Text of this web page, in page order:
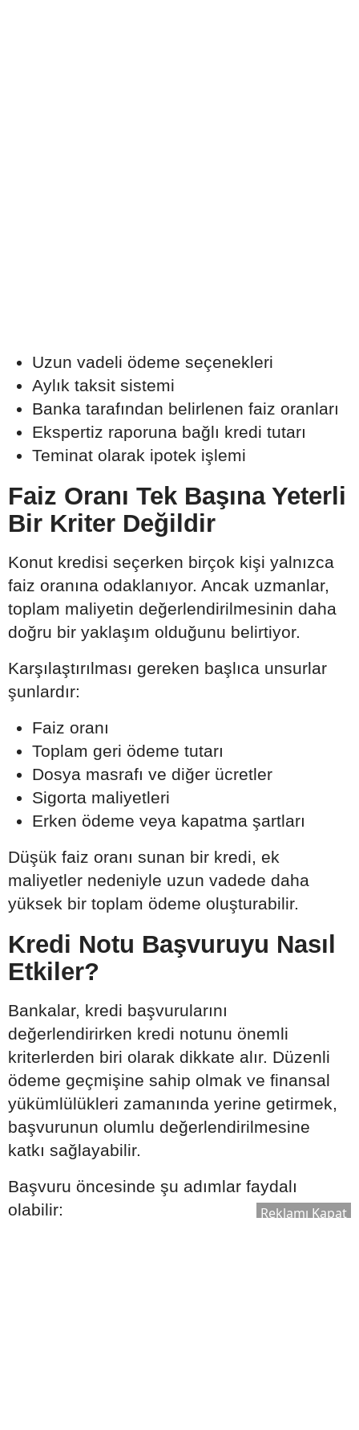
Uzun vadeli ödeme seçenekleri
Aylık taksit sistemi
Banka tarafından belirlenen faiz oranları
Ekspertiz raporuna bağlı kredi tutarı
Teminat olarak ipotek işlemi
Faiz Oranı Tek Başına Yeterli
Bir Kriter Değildir
Konut kredisi seçerken birçok kişi yalnızca
faiz oranına odaklanıyor. Ancak uzmanlar,
toplam maliyetin değerlendirilmesinin daha
doğru bir yaklaşım olduğunu belirtiyor.
Karşılaştırılması gereken başlıca unsurlar
şunlardır:
Faiz oranı
Toplam geri ödeme tutarı
Dosya masrafı ve diğer ücretler
Sigorta maliyetleri
Erken ödeme veya kapatma şartları
Düşük faiz oranı sunan bir kredi, ek
maliyetler nedeniyle uzun vadede daha
yüksek bir toplam ödeme oluşturabilir.
Kredi Notu Başvuruyu Nasıl
Etkiler?
Bankalar, kredi başvurularını
değerlendirirken kredi notunu önemli
kriterlerden biri olarak dikkate alır. Düzenli
ödeme geçmişine sahip olmak ve finansal
yükümlülükleri zamanında yerine getirmek,
başvurunun olumlu değerlendirilmesine
katkı sağlayabilir.
Başvuru öncesinde şu adımlar faydalı
olabilir:
Reklamı Kapat